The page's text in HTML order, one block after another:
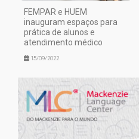
FEMPAR e HUEM
inauguram espaços para
prática de alunos e
atendimento médico
15/09/2022